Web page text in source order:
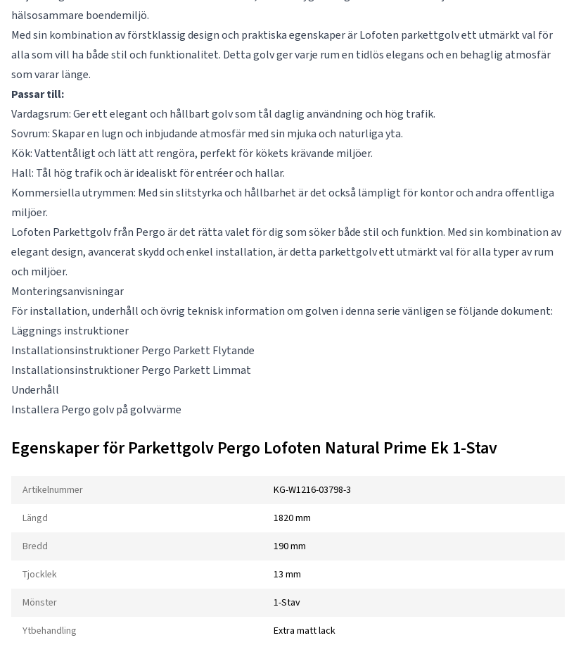
hälsosammare boendemiljö.
Med sin kombination av förstklassig design och praktiska egenskaper är Lofoten parkettgolv ett utmärkt val för
alla som vill ha både stil och funktionalitet. Detta golv ger varje rum en tidlös elegans och en behaglig atmosfär
som varar länge.
Passar till:
Vardagsrum: Ger ett elegant och hållbart golv som tål daglig användning och hög trafik.
Sovrum: Skapar en lugn och inbjudande atmosfär med sin mjuka och naturliga yta.
Kök: Vattentåligt och lätt att rengöra, perfekt för kökets krävande miljöer.
Hall: Tål hög trafik och är idealiskt för entréer och hallar.
Kommersiella utrymmen: Med sin slitstyrka och hållbarhet är det också lämpligt för kontor och andra offentliga
miljöer.
Lofoten Parkettgolv från Pergo är det rätta valet för dig som söker både stil och funktion. Med sin kombination av
elegant design, avancerat skydd och enkel installation, är detta parkettgolv ett utmärkt val för alla typer av rum
och miljöer.
Monteringsanvisningar
För installation, underhåll och övrig teknisk information om golven i denna serie vänligen se följande dokument:
Läggnings instruktioner
Installationsinstruktioner Pergo Parkett Flytande
Installationsinstruktioner Pergo Parkett Limmat
Underhåll
Installera Pergo golv på golvvärme
Egenskaper för Parkettgolv Pergo Lofoten Natural Prime Ek 1-Stav
Artikelnummer KG-W1216-03798-3
Längd 1820 mm
Bredd 190 mm
Tjocklek 13 mm
Mönster 1-Stav
Ytbehandling Extra matt lack